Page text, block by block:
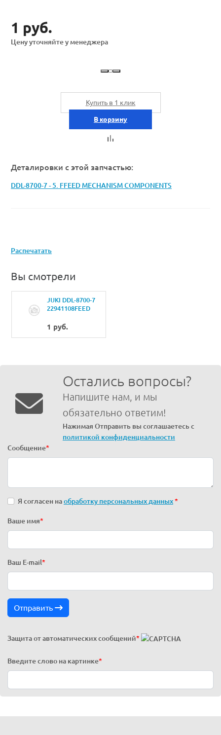
1 руб.
Цену уточняйте у менеджера
Купить в 1 клик
В корзину
Деталировки с этой запчастью:
DDL-8700-7 - 5. FFEED MECHANISM COMPONENTS
Распечатать
Вы смотрели
JUKI DDL-8700-7
22941108FEED
1 руб.
Остались вопросы?
Напишите нам, и мы
обязательно ответим!
Нажимая Отправить вы соглашаетесь с
политикой конфиденциальности
Сообщение*
Я согласен наобработку персональных данных*
Ваше имя*
Ваш E-mail *
Отправить
Защита от автоматических сообщений*
Введите слово на картинке*